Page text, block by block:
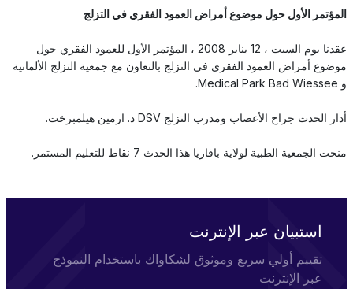
المؤتمر الأول حول موضوع أمراض العمود الفقري في التزلج
عقدنا يوم السبت ، 12 يناير 2008 ، المؤتمر الأول للعمود الفقري حول
موضوع أمراض العمود الفقري في التزلج بالتعاون مع جمعية التزلج الألمانية
و Medical Park Bad Wiessee.
أدار الحدث جراح الأعصاب ومدرب التزلج DSV د. ارمين هيلمبرخت.
منحت الجمعية الطبية لولاية بافاريا هذا الحدث 7 نقاط للتعليم المستمر.
استبيان عبر الإنترنت
تقييم أولي سريع وموثوق لشكاواك باستخدام النموذج
عبر الإنترنت